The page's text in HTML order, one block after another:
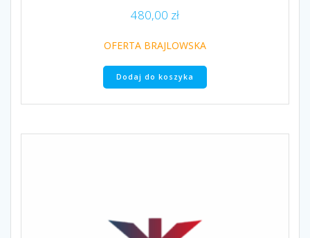
480,00 zł
OFERTA BRAJLOWSKA
Dodaj do koszyka